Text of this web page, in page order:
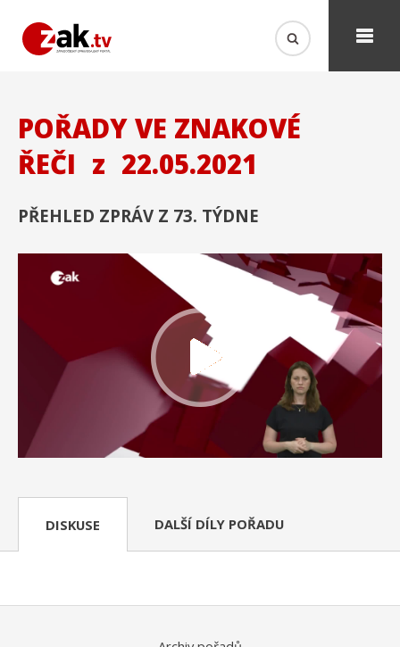
POŘADY VE ZNAKOVÉ
ŘEČI z 22.05.2021
PŘEHLED ZPRÁV Z 73. TÝDNE
DISKUSE DALŠÍ DÍLY POŘADU